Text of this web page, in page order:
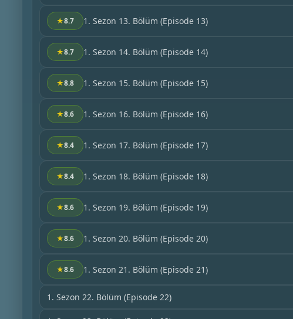
★8.7 1. Sezon 13. Bölüm (Episode 13)
★8.7 1. Sezon 14. Bölüm (Episode 14)
★8.8 1. Sezon 15. Bölüm (Episode 15)
★8.6 1. Sezon 16. Bölüm (Episode 16)
★8.4 1. Sezon 17. Bölüm (Episode 17)
★8.4 1. Sezon 18. Bölüm (Episode 18)
★8.6 1. Sezon 19. Bölüm (Episode 19)
★8.6 1. Sezon 20. Bölüm (Episode 20)
★8.6 1. Sezon 21. Bölüm (Episode 21)
1. Sezon 22. Bölüm (Episode 22)